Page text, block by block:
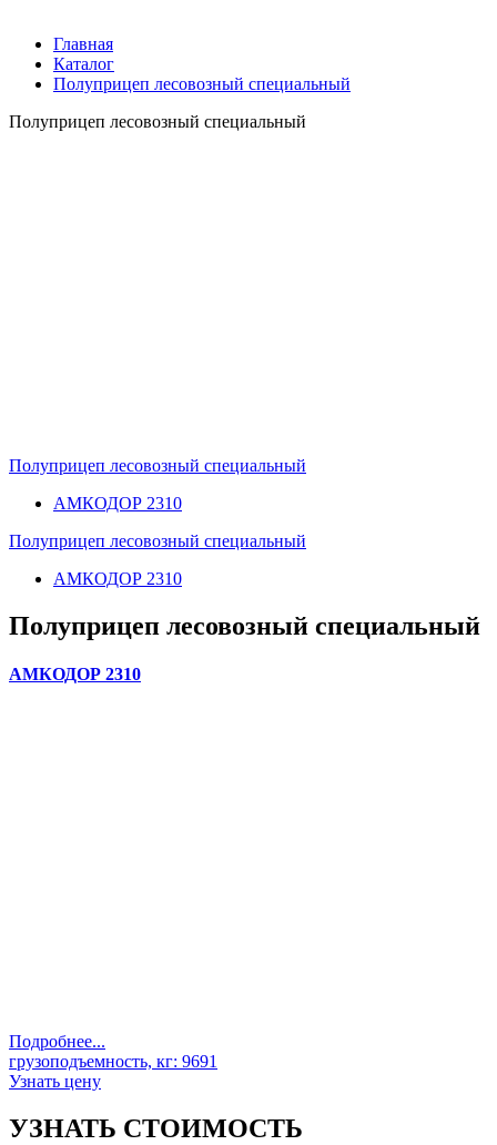
Главная
Каталог
Полуприцеп лесовозный специальный
Полуприцеп лесовозный специальный
Полуприцеп лесовозный специальный
АМКОДОР 2310
Полуприцеп лесовозный специальный
АМКОДОР 2310
Полуприцеп лесовозный специальный
АМКОДОР 2310
Подробнее...
грузоподъемность, кг: 9691
Узнать цену
УЗНАТЬ СТОИМОСТЬ